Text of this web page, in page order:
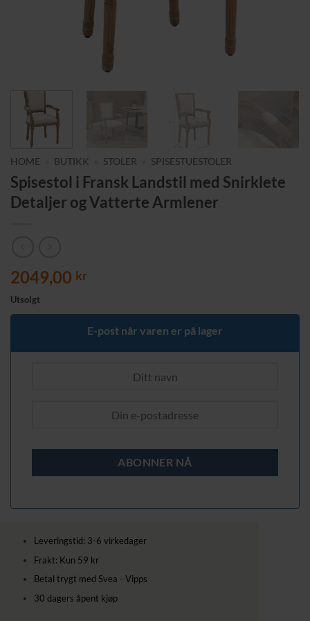
HOME BUTIKK STOLER SPISESTUESTOLER
Spisestol i Fransk Landstil med Snirklete
Detaljer og Vatterte Armlener
2049,00 kr
Utsolgt
E-post når varen er på lager
Leveringstid: 3-6 virkedager
Frakt: Kun 59 kr
Betal trygt med Svea - Vipps
30 dagers åpent kjøp